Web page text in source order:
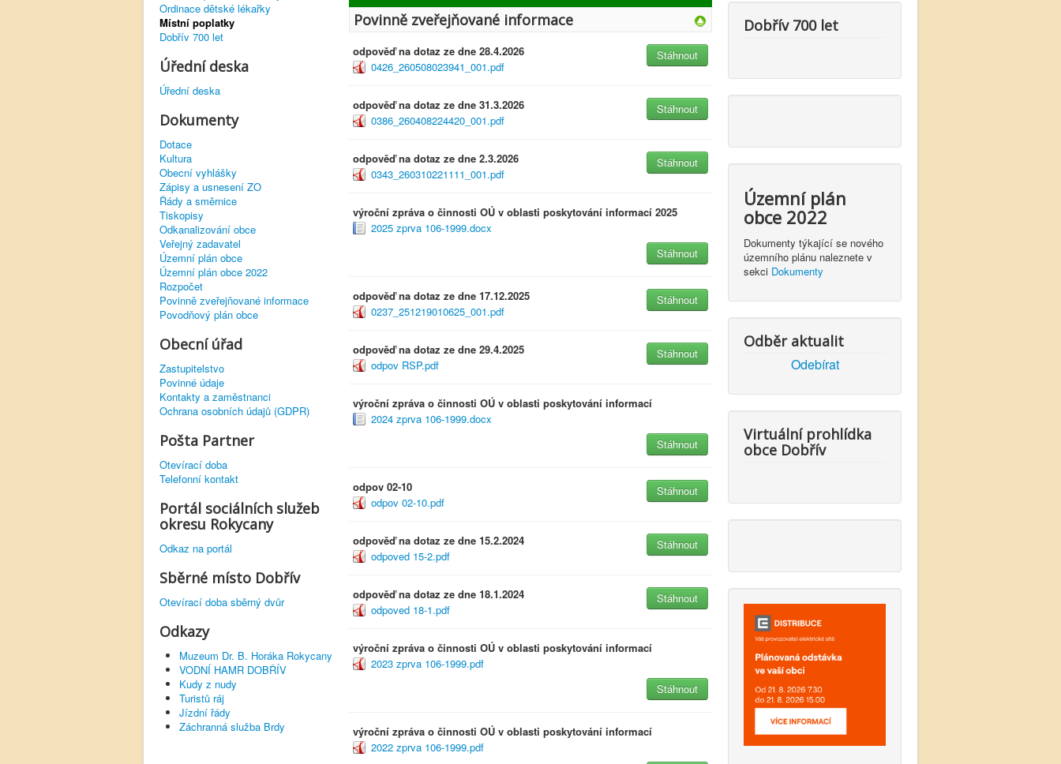
Ordinace dětské lékařky
Místní poplatky
Dobřív 700 let
Úřední deska
Úřední deska
Dokumenty
Dotace
Kultura
Obecní vyhlášky
Zápisy a usnesení ZO
Řády a směrnice
Tiskopisy
Odkanalizování obce
Veřejný zadavatel
Územní plán obce
Územní plán obce 2022
Rozpočet
Povinně zveřejňované informace
Povodňový plán obce
Obecní úřad
Zastupitelstvo
Povinné údaje
Kontakty a zaměstnanci
Ochrana osobních údajů (GDPR)
Pošta Partner
Otevírací doba
Telefonní kontakt
Portál sociálních služeb
okresu Rokycany
Odkaz na portál
Sběrné místo Dobřív
Otevírací doba sběrný dvůr
Odkazy
Muzeum Dr. B. Horáka Rokycany
VODNÍ HAMR DOBŘÍV
Kudy z nudy
Turistů ráj
Jízdní řády
Záchranná služba Brdy
Povinně zveřejňované informace
odpověď na dotaz ze dne 28.4.2026
0426_260508023941_001.pdf
Stáhnout
odpověď na dotaz ze dne 31.3.2026
0386_260408224420_001.pdf
Stáhnout
odpověď na dotaz ze dne 2.3.2026
0343_260310221111_001.pdf
Stáhnout
výroční zpráva o činnosti OÚ v oblasti poskytování informací 2025
2025 zprva 106-1999.docx
Stáhnout
odpověď na dotaz ze dne 17.12.2025
0237_251219010625_001.pdf
Stáhnout
odpověď na dotaz ze dne 29.4.2025
odpov RSP.pdf
Stáhnout
výroční zpráva o činnosti OÚ v oblasti poskytování informací
2024 zprva 106-1999.docx
Stáhnout
odpov 02-10
odpov 02-10.pdf
Stáhnout
odpověď na dotaz ze dne 15.2.2024
odpoved 15-2.pdf
Stáhnout
odpověď na dotaz ze dne 18.1.2024
odpoved 18-1.pdf
Stáhnout
výroční zpráva o činnosti OÚ v oblasti poskytování informací
2023 zprva 106-1999.pdf
Stáhnout
výroční zpráva o činnosti OÚ v oblasti poskytování informací
2022 zprva 106-1999.pdf
Dobřív 700 let
Územní plán
obce 2022
Dokumenty týkající se nového
územního plánu naleznete v
sekci Dokumenty
Odběr aktualit
Odebírat
Virtuální prohlídka
obce Dobřív